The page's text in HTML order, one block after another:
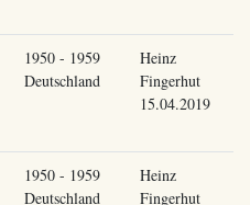
1950 - 1959
Deutschland
Heinz
Fingerhut
15.04.2019
1950 - 1959
Deutschland
Heinz
Fingerhut